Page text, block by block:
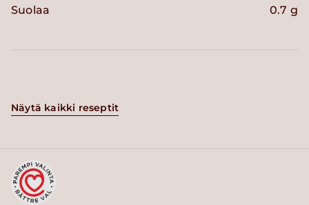
Suolaa 0.7 g
Näytä kaikki reseptit